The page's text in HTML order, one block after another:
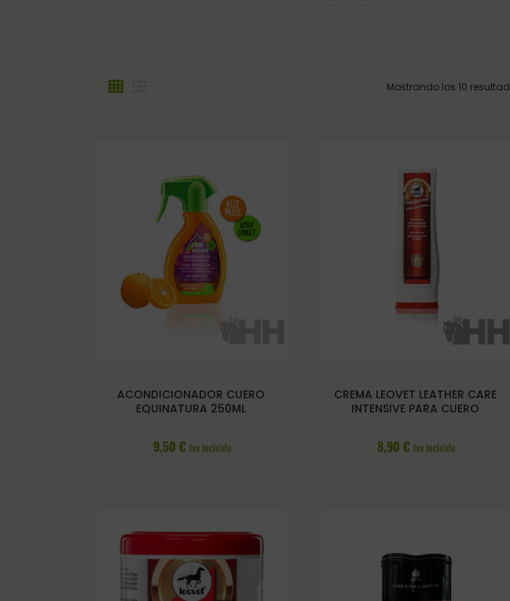
Mostrando los 10
ACONDICIONADOR CUERO
EQUINATURA 250ML
9,50 € Iva Incluido
CREMA LEOVET LEATHER CARE
INTENSIVE PARA CUERO
8,90 € Iva Incluido